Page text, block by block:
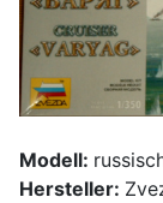
Modell:
Hersteller: